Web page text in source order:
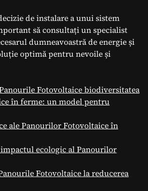
de instalare a unui sistem
să consultați un specialist
dumneavoastră de energie și
optimă pentru nevoile și
Fotovoltaice biodiversitatea
în ferme: un model pentru
ale Panourilor Fotovoltaice în
ecologic al Panourilor
Fotovoltaice la reducerea